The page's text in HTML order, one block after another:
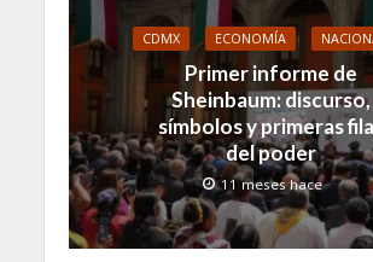
CDMX ECONOMÍA
Primer informe de
Sheinbaum: discurso,
símbolos y primeras
del poder
11 meses hace